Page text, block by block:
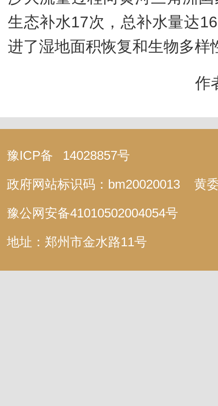
生态补水17次，总补水量达
进了湿地面积恢复和生物多样
作
豫ICP备
14028857号
政府网站标识码：bm20020013
黄
豫公网安备41010502004054号
地址：郑州市金水路11号